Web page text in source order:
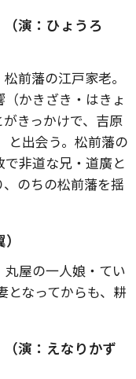
演：ひょうろ
前藩の江戸家老。
かきざき・はきょ
きっかけで、吉原
と出会う。松前藩の
非道な兄・道廣と
のちの松前藩を揺
屋の一人娘・てい
となってからも、耕
演：えなりかず